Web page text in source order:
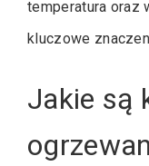
temperatura oraz
kluczowe
Jakie są